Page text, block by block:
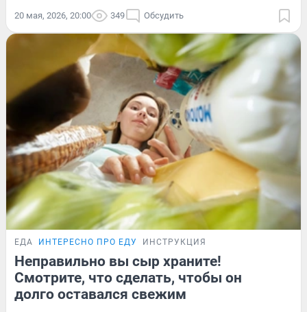
20 мая, 2026, 20:00 349 Обсудить
ЕДА ИНТЕРЕСНО ПРО ЕДУ ИНСТРУКЦИЯ
Неправильно вы сыр храните!
Смотрите, что сделать, чтобы он
долго оставался свежим